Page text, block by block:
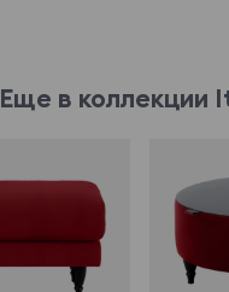
Еще в коллекции